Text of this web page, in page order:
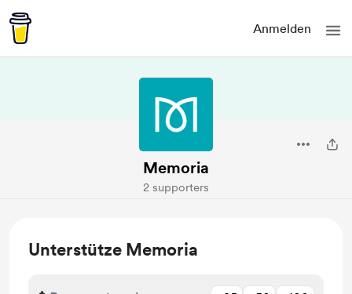
Anmelden
Memoria
2 supporters
Unterstütze Memoria